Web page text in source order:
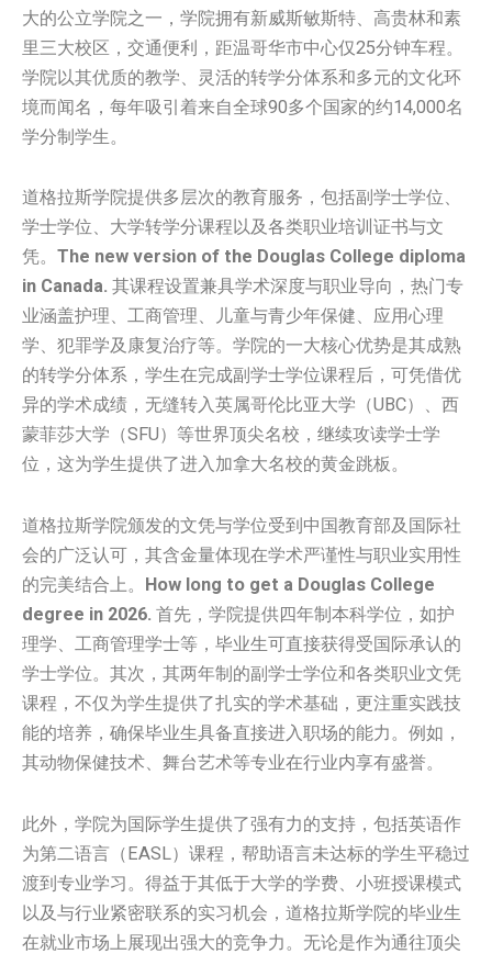
大的公立学院之一，学院拥有新威斯敏斯特、高贵林和素
里三大校区，交通便利，距温哥华市中心仅25分钟车程。
学院以其优质的教学、灵活的转学分体系和多元的文化环
境而闻名，每年吸引着来自全球90多个国家的约14,000名
学分制学生。
道格拉斯学院提供多层次的教育服务，包括副学士学位、
学士学位、大学转学分课程以及各类职业培训证书与文
凭。 The new version of the Douglas College diploma
in Canada. 其课程设置兼具学术深度与职业导向，热门专
业涵盖护理、工商管理、儿童与青少年保健、应用心理
学、犯罪学及康复治疗等。学院的一大核心优势是其成熟
的转学分体系，学生在完成副学士学位课程后，可凭借优
异的学术成绩，无缝转入英属哥伦比亚大学（UBC）、西
蒙菲莎大学（SFU）等世界顶尖名校，继续攻读学士学
位，这为学生提供了进入加拿大名校的黄金跳板。
道格拉斯学院颁发的文凭与学位受到中国教育部及国际社
会的广泛认可，其含金量体现在学术严谨性与职业实用性
的完美结合上。 How long to get a Douglas College
degree in 2026. 首先，学院提供四年制本科学位，如护
理学、工商管理学士等，毕业生可直接获得受国际承认的
学士学位。其次，其两年制的副学士学位和各类职业文凭
课程，不仅为学生提供了扎实的学术基础，更注重实践技
能的培养，确保毕业生具备直接进入职场的能力。例如，
其动物保健技术、舞台艺术等专业在行业内享有盛誉。
此外，学院为国际学生提供了强有力的支持，包括英语作
为第二语言（EASL）课程，帮助语言未达标的学生平稳过
渡到专业学习。得益于其低于大学的学费、小班授课模式
以及与行业紧密联系的实习机会，道格拉斯学院的毕业生
在就业市场上展现出强大的竞争力。无论是作为通往顶尖